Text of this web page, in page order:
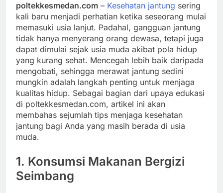
poltekkesmedan.com – Kesehatan jantung sering
kali baru menjadi perhatian ketika seseorang mulai
memasuki usia lanjut. Padahal, gangguan jantung
tidak hanya menyerang orang dewasa, tetapi juga
dapat dimulai sejak usia muda akibat pola hidup
yang kurang sehat. Mencegah lebih baik daripada
mengobati, sehingga merawat jantung sedini
mungkin adalah langkah penting untuk menjaga
kualitas hidup. Sebagai bagian dari upaya edukasi
di poltekkesmedan.com, artikel ini akan
membahas sejumlah tips menjaga kesehatan
jantung bagi Anda yang masih berada di usia
muda.
1. Konsumsi Makanan Bergizi
Seimbang